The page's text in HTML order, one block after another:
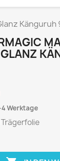
Känguruh
4 Werktage